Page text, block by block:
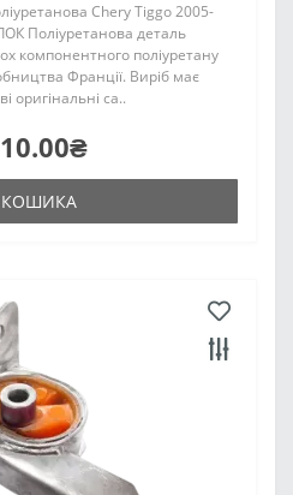
Chery Tiggo 2005-
Поліуретанова деталь
компонентного поліуретану
Франції. Виріб має
оригінальні са..